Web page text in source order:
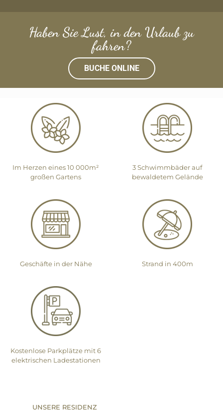
Haben Sie Lust, in den Urlaub zu
fahren?
BUCHE ONLINE
Im Herzen eines 10 000m²
großen Gartens
3 Schwimmbäder auf
bewaldetem Gelände
Geschäfte in der Nähe Strand in 400m
Kostenlose Parkplätze mit 6
elektrischen Ladestationen
UNSERE RESIDENZ